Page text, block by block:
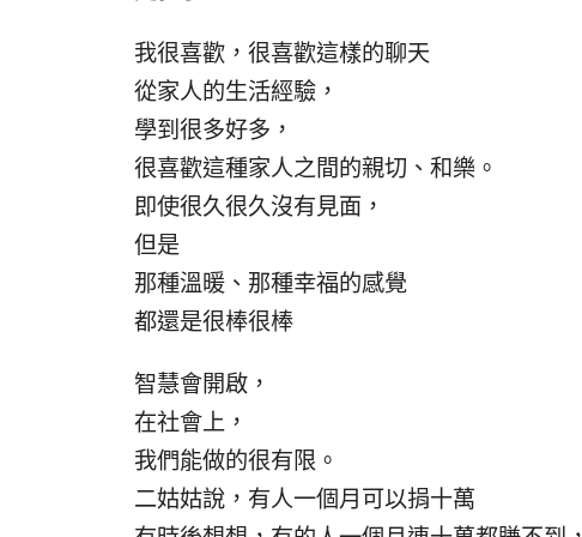
我很喜歡，很喜歡這樣的聊天
從家人的生活經驗，
學到很多好多，
很喜歡這種家人之間的親切、和樂。
即使很久很久沒有見面，
但是
那種溫暖、那種幸福的感覺
都還是很棒很棒
智慧會開啟，
在社會上，
我們能做的很有限。
二姑姑說，有人一個月可以捐十萬